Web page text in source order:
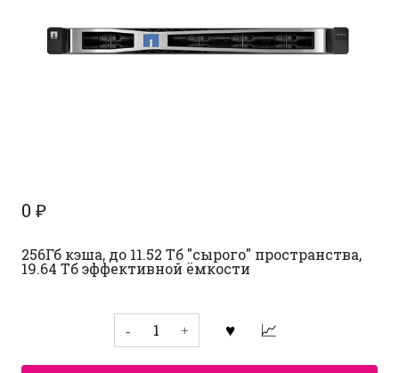
0 ₽
256Гб кэша, до 11.52 Тб "сырого" пространства,
19.64 Тб эффективной ёмкости
Количество
товара
NetApp
SolidFire